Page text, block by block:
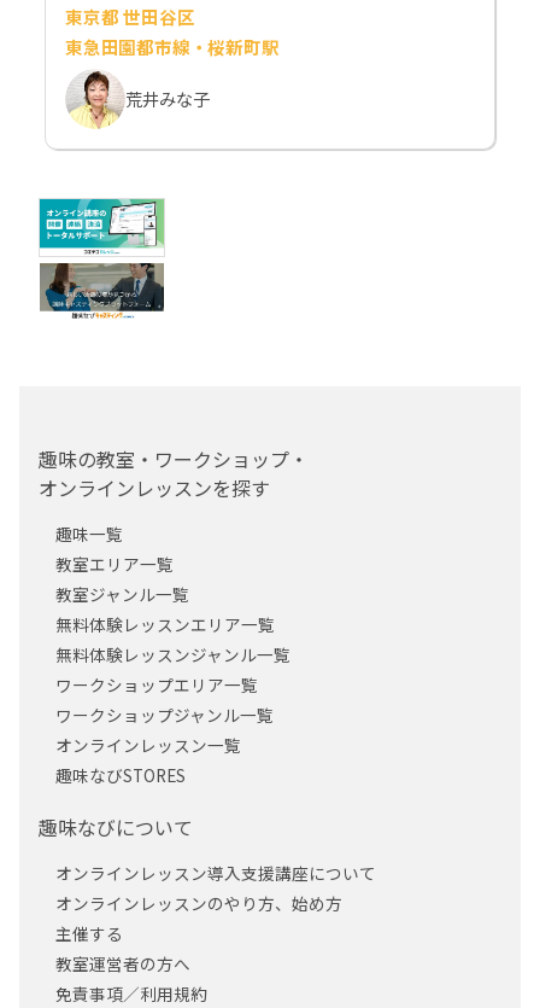
東京都 世田谷区
東急田園都市線・桜新町駅
荒井みな子
趣味の教室・ワークショップ・
オンラインレッスンを探す
趣味一覧
教室エリア一覧
教室ジャンル一覧
無料体験レッスンエリア一覧
無料体験レッスンジャンル一覧
ワークショップエリア一覧
ワークショップジャンル一覧
オンラインレッスン一覧
趣味なびSTORES
趣味なびについて
オンラインレッスン導入支援講座について
オンラインレッスンのやり方、始め方
主催する
教室運営者の方へ
免責事項／利用規約